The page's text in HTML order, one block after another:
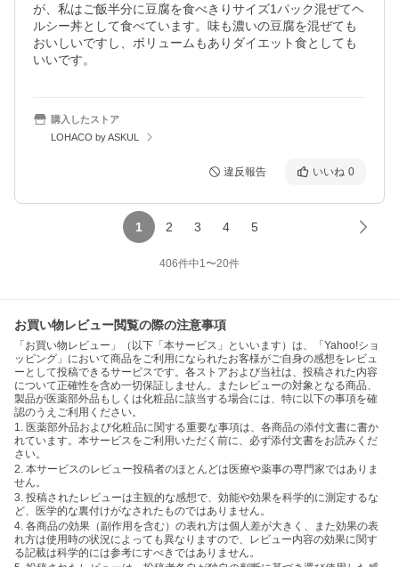
が、私はご飯半分に豆腐を食べきりサイズ1パック混ぜてヘ
ルシー丼として食べています。味も濃いの豆腐を混ぜても
おいしいですし、ボリュームもありダイエット食としても
いいです。
購入したストア
LOHACO by ASKUL
違反報告 いいね 0
1 2 3 4 5
406件中1〜20件
お買い物レビュー閲覧の際の注意事項
「お買い物レビュー」（以下「本サービス」といいます）は、「Yahoo!ショ
ッピング」において商品をご利用になられたお客様がご自身の感想をレビュ
ーとして投稿できるサービスです。各ストアおよび当社は、投稿された内容
について正確性を含め一切保証しません。またレビューの対象となる商品、
製品が医薬部外品もしくは化粧品に該当する場合には、特に以下の事項を確
認のうえご利用ください。
1. 医薬部外品および化粧品に関する重要な事項は、各商品の添付文書に書か
れています。本サービスをご利用いただく前に、必ず添付文書をお読みくだ
さい。
2. 本サービスのレビュー投稿者のほとんどは医療や薬事の専門家ではありま
せん。
3. 投稿されたレビューは主観的な感想で、効能や効果を科学的に測定するな
ど、医学的な裏付けがなされたものではありません。
4. 各商品の効果（副作用を含む）の表れ方は個人差が大きく、また効果の表
れ方は使用時の状況によっても異なりますので、レビュー内容の効果に関す
る記載は科学的には参考にすべきではありません。